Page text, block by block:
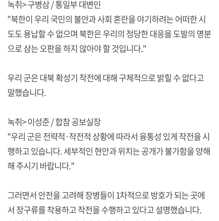
녹취> 구병삼 / 통일부 대변인
"북한이 우리 국민의 불안과 사회 혼란을 야기하려는 어떠한 시
도도 용납할 수 없으며 북한은 우리의 정당한 대응을 도발의 명분
으로 삼는 오판을 하지 않아야 할 것입니다."
우리 군은 대북 확성기 작전에 대해 구체적으로 밝힐 수 없다고
말했습니다.
녹취> 이성준 / 합참 공보실장
"우리 군은 전략적·작전적 상황에 따라서 융통성 있게 작전을 시
행하고 있습니다. 세부적인 현안과 위치는 공개가 불가함을 양해
해 주시기 바랍니다."
그러면서 안전을 고려해 장병들이 1차적으로 방호가 되는 곳에
서 장구류를 착용하고 작전을 수행하고 있다고 설명했습니다.